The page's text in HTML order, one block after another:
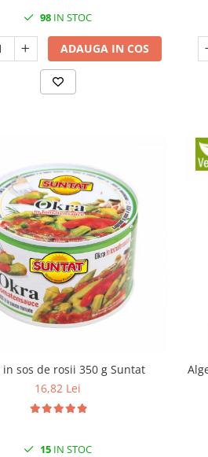
98 IN STOC
ADAUGA IN COS
in sos de rosii 350 g Suntat
16,82 Lei
15 IN STOC
Alge